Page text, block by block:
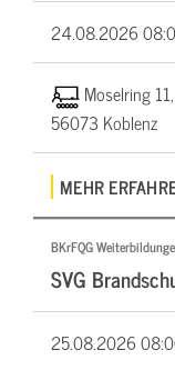
24.08.2026
Moselring 11,
56073 Koblenz
MEHR
BKrFQG
SVG
25.08.2026